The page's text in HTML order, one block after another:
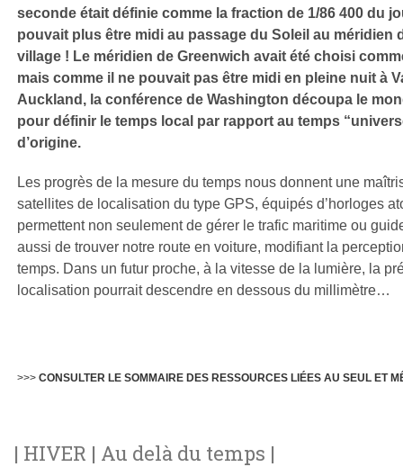
seconde était définie comme la fraction de 1/86 400 du
pouvait plus être midi au passage du Soleil au méridien
village ! Le méridien de Greenwich avait été choisi
mais comme il ne pouvait pas être midi en pleine nuit à
Auckland, la conférence de Washington découpa le
pour définir le temps local par rapport au temps
d’origine.
Les progrès de la mesure du temps nous donnent une
satellites de localisation du type GPS, équipés d’horloges
permettent non seulement de gérer le trafic maritime ou
aussi de trouver notre route en voiture, modifiant la
temps. Dans un futur proche, à la vitesse de la lumière, la
localisation pourrait descendre en dessous du millimètre…
>>> CONSULTER LE SOMMAIRE DES RESSOURCES LIÉES AU SEUL ET
| HIVER | Au delà du temps |